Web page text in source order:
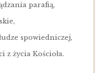
parafią,
spowiedniczej,
z życia Kościoła.